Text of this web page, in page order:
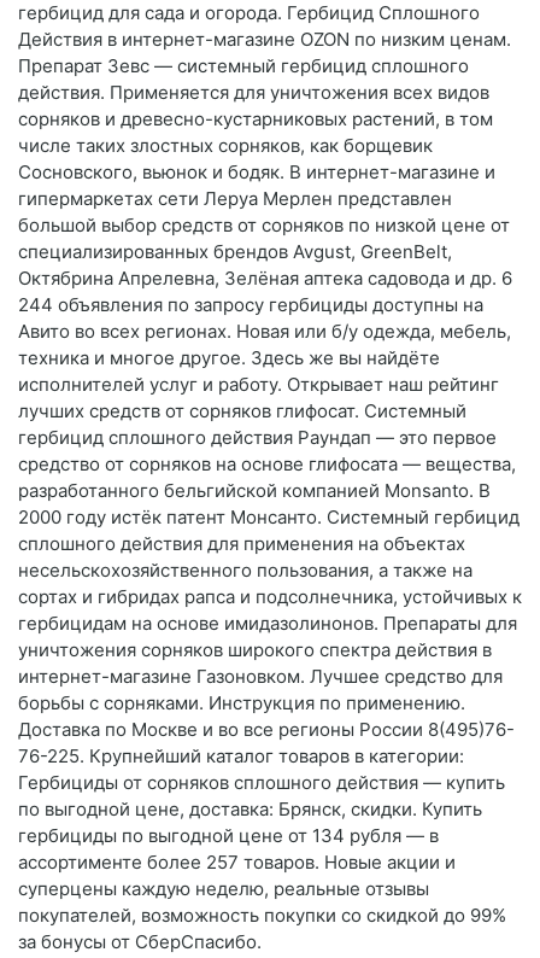
гербицид для сада и огорода. Гербицид Сплошного
Действия в интернет-магазине OZON по низким ценам.
Препарат Зевс — системный гербицид сплошного
действия. Применяется для уничтожения всех видов
сорняков и древесно-кустарниковых растений, в том
числе таких злостных сорняков, как борщевик
Сосновского, вьюнок и бодяк. В интернет-магазине и
гипермаркетах сети Леруа Мерлен представлен
большой выбор средств от сорняков по низкой цене от
специализированных брендов Avgust, GreenBelt,
Октябрина Апрелевна, Зелёная аптека садовода и др. 6
244 объявления по запросу гербициды доступны на
Авито во всех регионах. Новая или б/у одежда, мебель,
техника и многое другое. Здесь же вы найдёте
исполнителей услуг и работу. Открывает наш рейтинг
лучших средств от сорняков глифосат. Системный
гербицид сплошного действия Раундап — это первое
средство от сорняков на основе глифосата — вещества,
разработанного бельгийской компанией Monsanto. В
2000 году истёк патент Монсанто. Системный гербицид
сплошного действия для применения на объектах
несельскохозяйственного пользования, а также на
сортах и гибридах рапса и подсолнечника, устойчивых к
гербицидам на основе имидазолинонов. Препараты для
уничтожения сорняков широкого спектра действия в
интернет-магазине Газоновком. Лучшее средство для
борьбы с сорняками. Инструкция по применению.
Доставка по Москве и во все регионы России 8(495)76-
76-225. Крупнейший каталог товаров в категории:
Гербициды от сорняков сплошного действия — купить
по выгодной цене, доставка: Брянск, скидки. Купить
гербициды по выгодной цене от 134 рубля — в
ассортименте более 257 товаров. Новые акции и
суперцены каждую неделю, реальные отзывы
покупателей, возможность покупки со скидкой до 99%
за бонусы от СберСпасибо.